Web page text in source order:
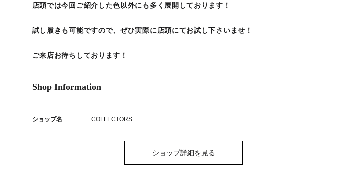
店頭では今回ご紹介した色以外にも多く展開しております！
試し履きも可能ですので、ぜひ実際に店頭にてお試し下さいませ！
ご来店お待ちしております！
Shop Information
ショップ名 COLLECTORS
ショップ詳細を見る